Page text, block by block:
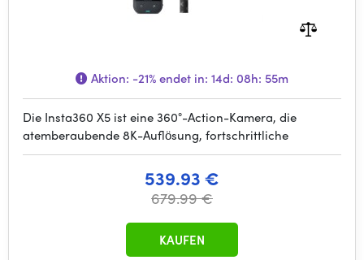
Aktion: -21%endet in: 14d: 08h: 55m
Die Insta360 X5 ist eine 360°-Action-Kamera, die
atemberaubende 8K-Auflösung, fortschrittliche
539.93 €
679.99 €
KAUFEN